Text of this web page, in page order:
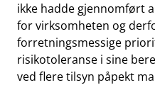
ikke hadde gjennomført
for virksomheten og
forretningsmessige
risikotoleranse i sine
ved flere tilsyn påpekt